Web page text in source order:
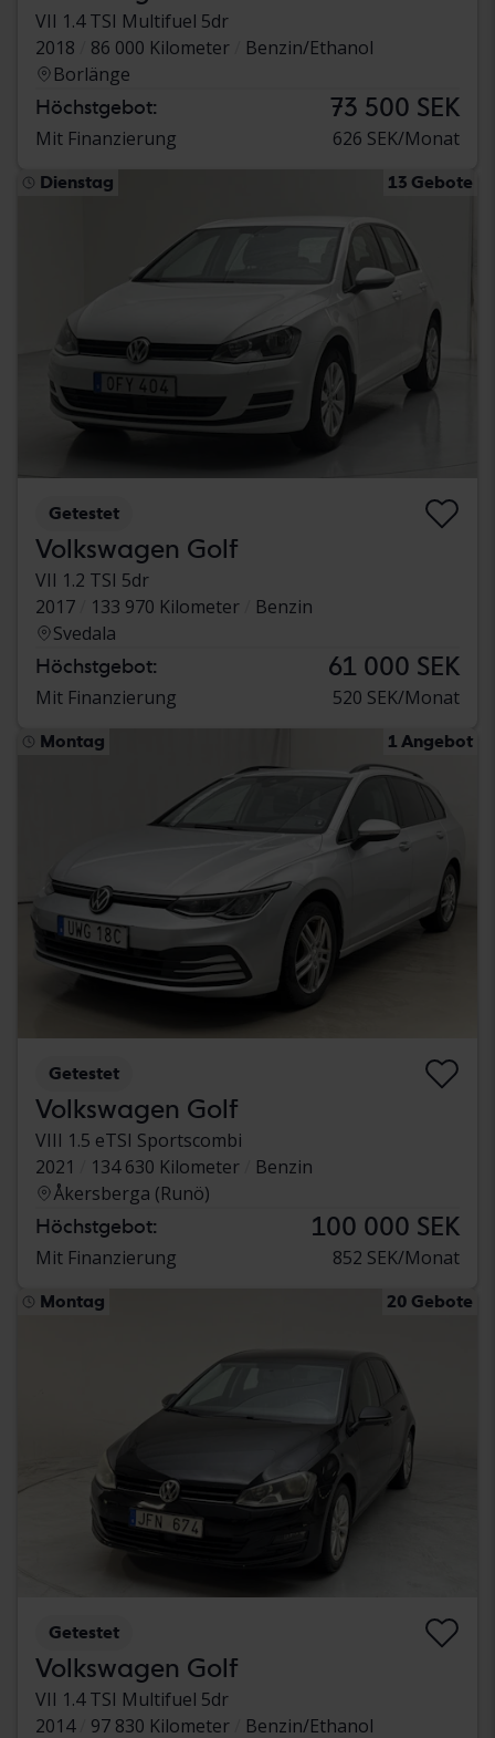
VII 1.4 TSI Multifuel 5dr
2018
86 000 Kilometer
Benzin/Ethanol
Borlänge
Höchstgebot: 73 500 SEK
Mit Finanzierung 626 SEK/Monat
Dienstag 13 Gebote
Getestet
Volkswagen Golf
VII 1.2 TSI 5dr
2017
133 970 Kilometer
Benzin
Svedala
Höchstgebot: 61 000 SEK
Mit Finanzierung 520 SEK/Monat
Montag 1 Angebot
Getestet
Volkswagen Golf
VIII 1.5 eTSI Sportscombi
2021
134 630 Kilometer
Benzin
Åkersberga (Runö)
Höchstgebot: 100 000 SEK
Mit Finanzierung 852 SEK/Monat
Montag 20 Gebote
Getestet
Volkswagen Golf
VII 1.4 TSI Multifuel 5dr
2014
97 830 Kilometer
Benzin/Ethanol